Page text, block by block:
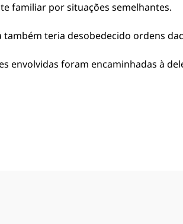
familiar por situações semelhantes.
teria desobedecido ordens
envolvidas foram encaminhadas à